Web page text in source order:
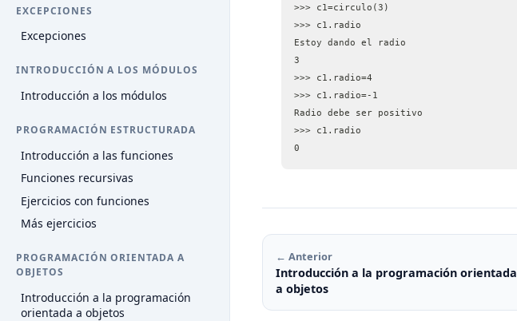
EXCEPCIONES
Excepciones
INTRODUCCIÓN A LOS MÓDULOS
Introducción a los módulos
PROGRAMACIÓN ESTRUCTURADA
Introducción a las funciones
Funciones recursivas
Ejercicios con funciones
Más ejercicios
PROGRAMACIÓN ORIENTADA A
OBJETOS
Introducción a la programación
orientada a objetos
>>> c1=circulo(3)
>>> c1.radio
Estoy dando el radio
3
>>> c1.radio=4
>>> c1.radio=-1
Radio debe ser positivo
>>> c1.radio
0
← Anterior
Introducción a la programación orientada
a objetos